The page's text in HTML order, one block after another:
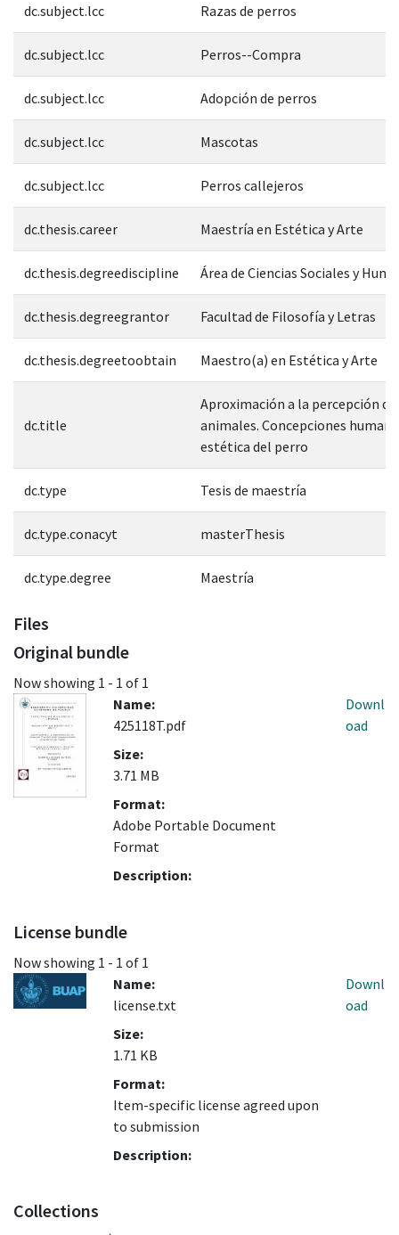
dc.subject.lcc Razas de perros
dc.subject.lcc Perros--Compra
dc.subject.lcc Adopción de perros
dc.subject.lcc Mascotas
dc.subject.lcc Perros callejeros
dc.thesis.career Maestría en Estética y Arte
dc.thesis.degreediscipline Área de Ciencias Sociales y
dc.thesis.degreegrantor Facultad de Filosofía y Letras
dc.thesis.degreetoobtain Maestro(a) en Estética y Arte
dc.title
Aproximación a la percepción
animales. Concepciones
estética del perro
dc.type Tesis de maestría
dc.type.conacyt masterThesis
dc.type.degree Maestría
Files
Original bundle
Now showing 1 - 1 of 1
Name:
425118T.pdf
Size:
3.71 MB
Format:
Adobe Portable Document
Format
Description:
Downl
oad
License bundle
Now showing 1 - 1 of 1
Name:
license.txt
Size:
1.71 KB
Format:
Item-specific license agreed upon
to submission
Description:
Downl
oad
Collections